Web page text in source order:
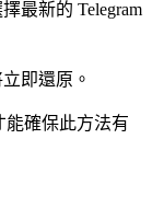
最新的 Telegram
即還原。
能確保此方法有